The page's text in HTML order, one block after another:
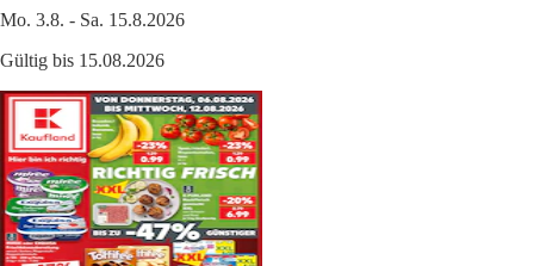
Mo. 3.8. - Sa. 15.8.2026
Gültig bis 15.08.2026